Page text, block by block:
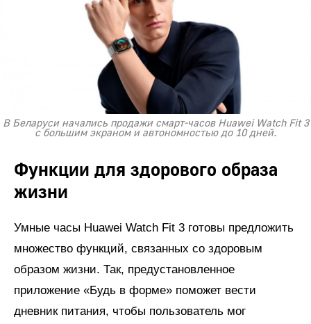
В Беларуси начались продажи смарт-часов Huawei Watch Fit 3
с большим экраном и автономностью до 10 дней.
Функции для здорового образа
жизни
Умные часы Huawei Watch Fit 3 готовы предложить
множество функций, связанных со здоровым
образом жизни. Так, предустановленное
приложение «Будь в форме» поможет вести
дневник питания, чтобы пользователь мог